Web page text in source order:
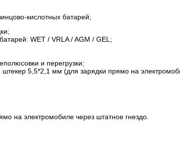
кислотных батарей;
WET / VRLA / AGM / GEL;
и перегрузки;
5,5*2,1 мм (для зарядки прямо на
на электромобиле через штатное гнездо.